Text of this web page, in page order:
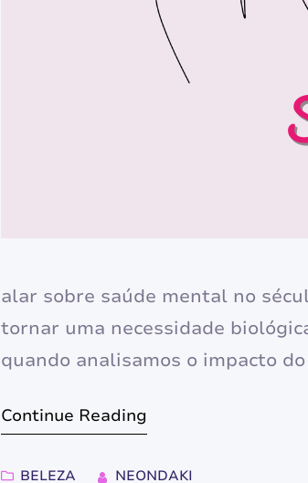
alar sobre saúde mental no
tornar uma necessidade
quando analisamos o impacto
transtornos psiquiátricos, mas a
Continue Reading
BELEZA NEONDAKI